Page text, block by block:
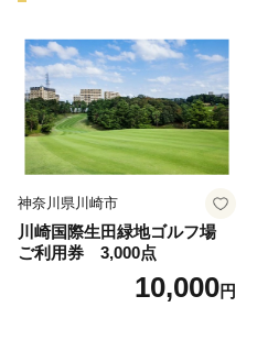
神奈川県川崎市
川崎国際生田緑地ゴルフ場
ご利用券 3,000点
10,000円